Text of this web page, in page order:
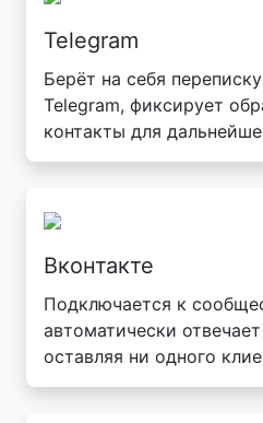
Telegram
Берёт на себя
Telegram, фиксирует
контакты для
Вконтакте
Подключается к
автоматически
оставляя ни одного